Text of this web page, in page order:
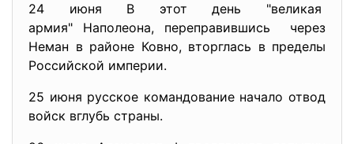
24 июня В этот день "великая
армия" Наполеона, переправившись через
Неман в районе Ковно, вторглась в пределы
Российской империи.
25 июня русское командование начало отвод
войск вглубь страны.